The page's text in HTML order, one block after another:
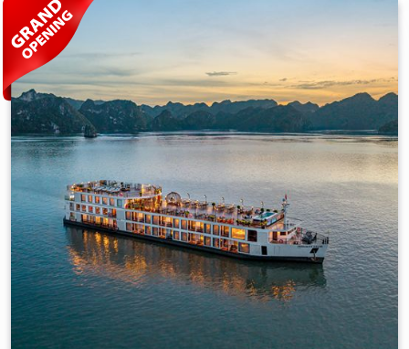
하게 조화시켜 세련된 여행객을 위한 특별하고 프
라이빗한 휴식처를 제공합니다. Indochine 함대 중
가장 많은 객실을 보유한 이 크루즈는 단체 여행객
에게 이상적이면서도, 개별 고객이 원하는 고요함
과 독점적인 분위기를 그대로 유지합니다. 선내의
모든 요소는 세심하게 기획되었습니다 - 세련된 다
이닝 공간, 옥빛 바다 위로 이어지는 완벽한 일정,
그리고 이 지역의 정신을 담은 문화 및 휴양 체험까
지.
국제 기준에 부합하도록 설계된 Indochine Cruise
는 첨단 안전 시스템을 갖추고 있으며, 매년 철저
한 검사를 통해 안전성을 보장합니다. 또한 20년 이
상의 항해 경험을 지닌 베테랑 승무원들이 탑승하
여, 모든 항해가 안전할 뿐 아니라 진정으로 특별
한 여정이 되도록 합니다. 자연, 문화, 그리고 세련
된 삶이 어우러진 이곳에서의 모든 순간이 하나의
축제가 될 것입니다.